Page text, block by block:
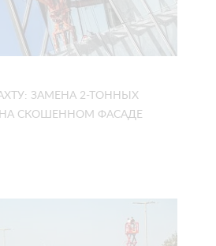
ЗАМЕНА 2-ТОННЫХ
НА СКОШЕННОМ ФАСАДЕ